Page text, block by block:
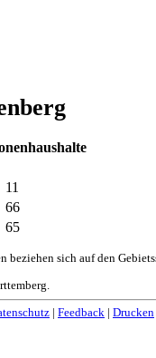
11
66
65
beziehen sich auf den
Feedback Drucken